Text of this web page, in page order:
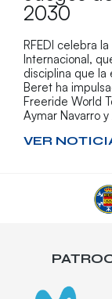
2030
RFEDI celebra
Internacional,
disciplina que la
Beret ha
Freeride World
Aymar Navarro
VER